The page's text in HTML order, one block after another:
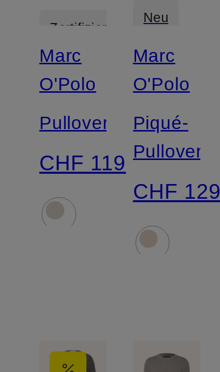
Zertifiziert
Marc
O'Polo
Pullover
CHF 119
Neu
Zertifiziert
Marc
O'Polo
Piqué-
Pullover
CHF